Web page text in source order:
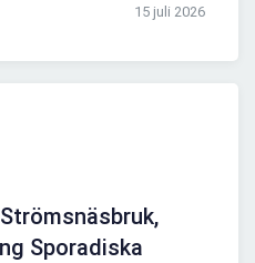
15 juli 2026
Sporadiska